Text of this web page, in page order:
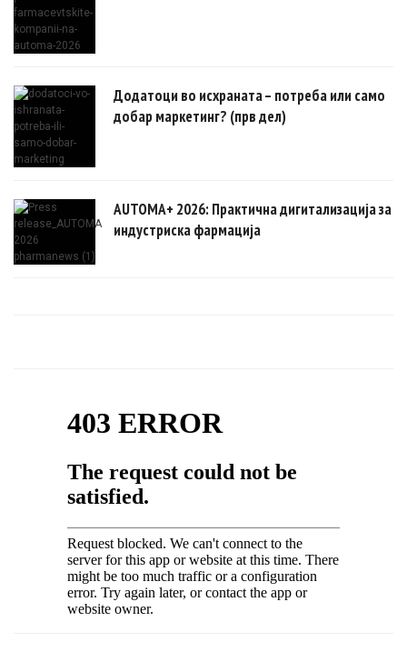
Додатоци во исхраната – потреба или само
добар маркетинг? (прв дел)
AUTOMA+ 2026: Практична дигитализација за
индустриска фармација